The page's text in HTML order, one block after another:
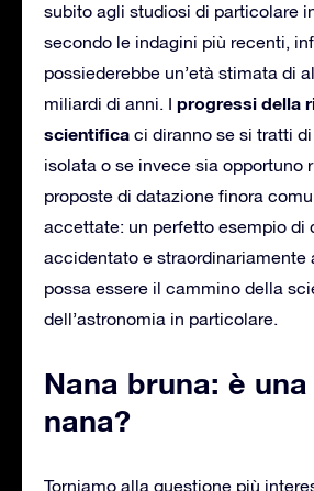
subito agli studiosi di particolare
secondo le indagini più recenti,
possiederebbe un’età stimata di
miliardi di anni. I progressi della
scientifica ci diranno se si tratti
isolata o se invece sia opportuno
proposte di datazione finora
accettate: un perfetto esempio di
accidentato e straordinariamente
possa essere il cammino della
dell’astronomia in particolare.
Nana bruna: è
nana?
Torniamo alla questione più